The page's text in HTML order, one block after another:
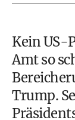
Kein US-
Amt so
Trump.